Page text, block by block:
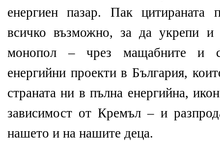
енергиен пазар. Пак цитираната
всичко възможно, за да укрепи и
монопол – чрез мащабните и
енергийни проекти в България,
страната ни в пълна енергийна,
зависимост от Кремъл – и
нашето и на нашите деца.